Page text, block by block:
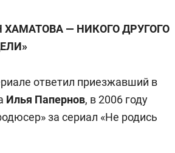
ХАМАТОВА — НИКОГО ДРУГОГО
ответил приезжавший в
Илья Папернов, в 2006 году
за сериал «Не родись